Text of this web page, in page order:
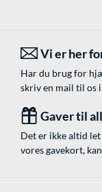
Vi er her
Har du brug for
skriv en mail til os
Gaver til
Det er ikke altid
vores gavekort,